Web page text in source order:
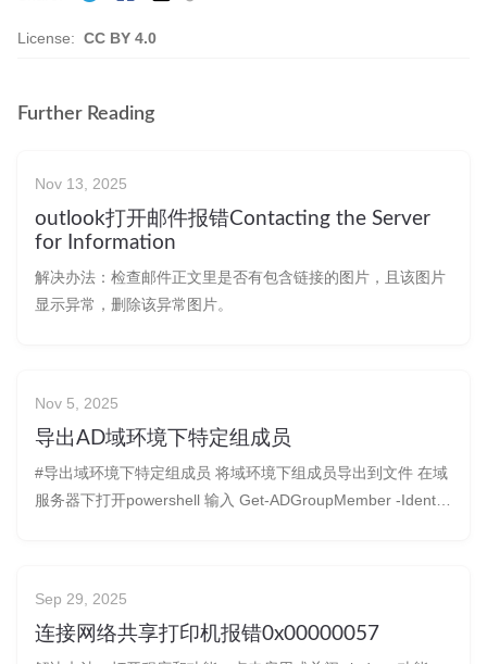
License: CC BY 4.0
Further Reading
Nov 13, 2025
outlook打开邮件报错Contacting the Server
for Information
解决办法：检查邮件正文里是否有包含链接的图片，且该图片
显示异常，删除该异常图片。
Nov 5, 2025
导出AD域环境下特定组成员
#导出域环境下特定组成员 将域环境下组成员导出到文件 在域
服务器下打开powershell 输入 Get-ADGroupMember -Identity
Sep 29, 2025
连接网络共享打印机报错0x00000057